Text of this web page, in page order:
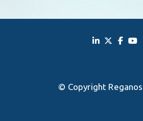
© Copyright